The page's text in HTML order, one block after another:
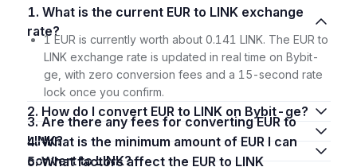
1. What is the current EUR to LINK exchange
rate?
1 EUR is currently worth about 0.141 LINK. The EUR to
LINK exchange rate is updated in real time on Bybit-
ge, with zero conversion fees and a 15-second rate
lock once you confirm.
2. How do I convert EUR to LINK on Bybit-ge?
3. Are there any fees for converting EUR to
LINK?
4. What is the minimum amount of EUR I can
convert to LINK?
5. What factors affect the EUR to LINK